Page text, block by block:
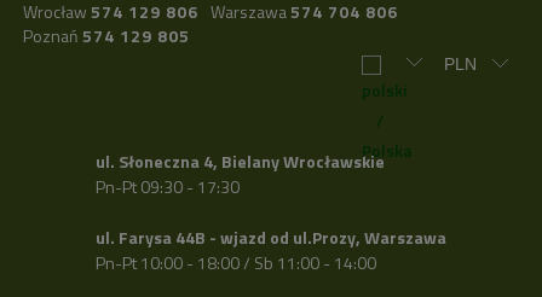
Wrocław 574 129 806 Warszawa574 704 806
Poznań 574 129 805
ul. Słoneczna 4, Bielany Wrocławskie
Pn-Pt 09:30 - 17:30
ul. Farysa 44B - wjazd od ul.Prozy, Warszawa
Pn-Pt 10:00 - 18:00 / Sb 11:00 - 14:00